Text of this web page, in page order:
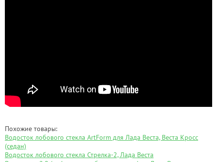
Похожие товары:
Водосток лобового стекла ArtForm для Лада Веста, Веста Кросс
(седан)
Водосток лобового стекла Стрелка-2, Лада Веста